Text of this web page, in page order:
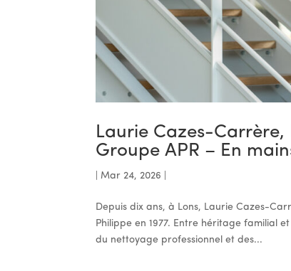
Laurie Cazes-
Groupe APR – En
|Mar 24, 2026
Depuis dix ans, à Lons, Laurie Cazes-
Philippe en 1977. Entre héritage familial
du nettoyage professionnel et des...